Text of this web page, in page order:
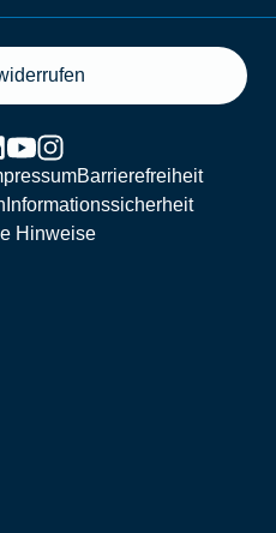
Barrierefreiheit
Informationssicherheit
Hinweise